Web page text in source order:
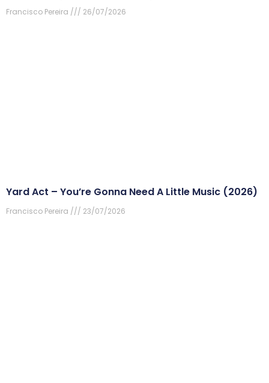
Francisco Pereira 26/07/2026
Yard Act – You’re Gonna Need A Little Music (2026)
Francisco Pereira 23/07/2026